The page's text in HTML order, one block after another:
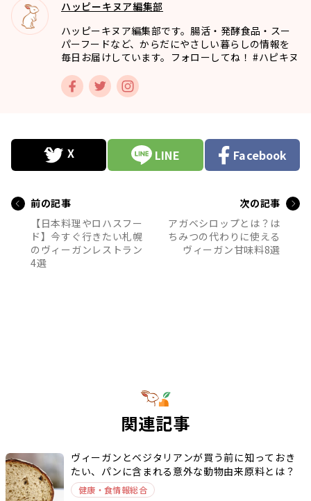
ハッピーキヌア編集部
ハッピーキヌア編集部です。腸活・発酵食品・スー
パーフードなど、からだにやさしい暮らしの情報を
毎日お届けしています。フォローしてね！ #ハピキヌ
LINE Facebook
前の記事
【日本料理やロハスフー
ド】今すぐ行きたい札幌
のヴィーガンレストラン
4選
次の記事
アガベシロップとは？は
ちみつの代わりに使える
ヴィーガン甘味料8選
関連記事
ヴィーガンとベジタリアンが買う前に知っておき
たい、パンに含まれる意外な動物由来原料とは？
健康・食情報総合